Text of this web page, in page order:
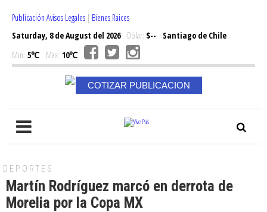
Publicación Avisos Legales | Bienes Raices
Saturday, 8 de August del 2026Dólar: $--
Santiago de Chile
Min: 5℃ Max: 10℃
COTIZAR PUBLICACION
DEPORTES
Martín Rodríguez marcó en derrota de
Morelia por la Copa MX